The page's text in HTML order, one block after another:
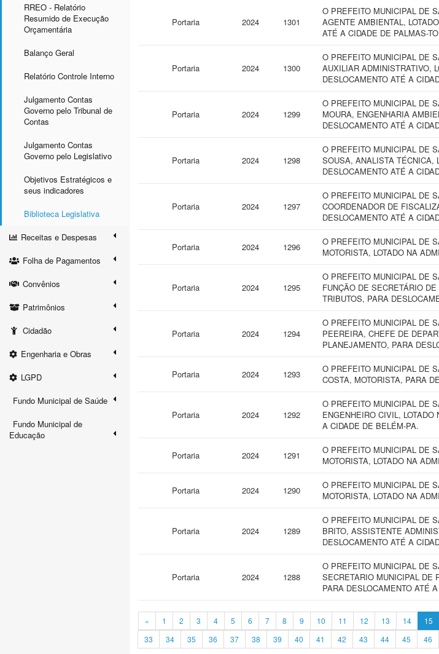
RREO - Relatório
Resumido de Execução
Orçamentária
Balanço Geral
Relatório Controle Interno
Julgamento Contas
Governo pelo Tribunal de
Contas
Julgamento Contas
Governo pelo Legislativo
Objetivos Estratégicos e
seus indicadores
Biblioteca Legislativa
Receitas e Despesas
Folha de Pagamentos
Convênios
Patrimônios
Cidadão
Engenharia e Obras
LGPD
Fundo Municipal de Saúde
Fundo Municipal de
Educação
Portaria 2024 1301
O PREFEITO MUNICIPAL DE
AGENTE AMBIENTAL,
ATÉ A CIDADE DE PALMAS-
Portaria 2024 1300
O PREFEITO MUNICIPAL DE
AUXILIAR ADMINISTRATIVO,
DESLOCAMENTO ATÉ A
Portaria 2024 1299
O PREFEITO MUNICIPAL DE
MOURA, ENGENHARIA
DESLOCAMENTO ATÉ A
Portaria 2024 1298
O PREFEITO MUNICIPAL DE
SOUSA, ANALISTA TÉCNICA,
DESLOCAMENTO ATÉ A
Portaria 2024 1297
O PREFEITO MUNICIPAL DE
COORDENADOR DE
DESLOCAMENTO ATÉ A
Portaria 2024 1296
O PREFEITO MUNICIPAL DE
MOTORISTA, LOTADO NA
Portaria 2024 1295
O PREFEITO MUNICIPAL DE
FUNÇÃO DE SECRETÁRIO
TRIBUTOS, PARA
Portaria 2024 1294
O PREFEITO MUNICIPAL DE
PEEREIRA, CHEFE DE
PLANEJAMENTO, PARA
Portaria 2024 1293
O PREFEITO MUNICIPAL DE
COSTA, MOTORISTA, PARA
Portaria 2024 1292
O PREFEITO MUNICIPAL DE
ENGENHEIRO CIVIL,
A CIDADE DE BELÉM-PA.
Portaria 2024 1291
O PREFEITO MUNICIPAL DE
MOTORISTA, LOTADO NA
Portaria 2024 1290
O PREFEITO MUNICIPAL DE
MOTORISTA, LOTADO NA
Portaria 2024 1289
O PREFEITO MUNICIPAL DE
BRITO, ASSISTENTE
DESLOCAMENTO ATÉ A
Portaria 2024 1288
O PREFEITO MUNICIPAL DE
SECRETARIO MUNICIPAL DE
PARA DESLOCAMENTO ATÉ
« 1 2 3 4 5 6 7 8 9 10 11 12 13 14 15
33
34 35 36 37 38 39 40 41 42 43 44 45 46